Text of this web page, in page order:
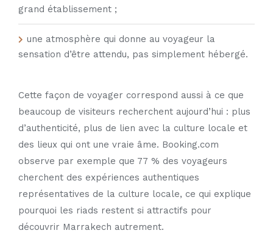
grand établissement ;
une atmosphère qui donne au voyageur la
sensation d’être attendu, pas simplement hébergé.
Cette façon de voyager correspond aussi à ce que
beaucoup de visiteurs recherchent aujourd’hui : plus
d’authenticité, plus de lien avec la culture locale et
des lieux qui ont une vraie âme. Booking.com
observe par exemple que 77 % des voyageurs
cherchent des expériences authentiques
représentatives de la culture locale, ce qui explique
pourquoi les riads restent si attractifs pour
découvrir Marrakech autrement.